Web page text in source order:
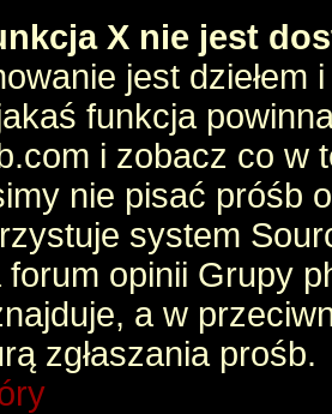
X nie jest
jest dziełem
funkcja
i zobacz co w
nie pisać próśb
system
forum opinii Grupy
a w
zgłaszania prośb.